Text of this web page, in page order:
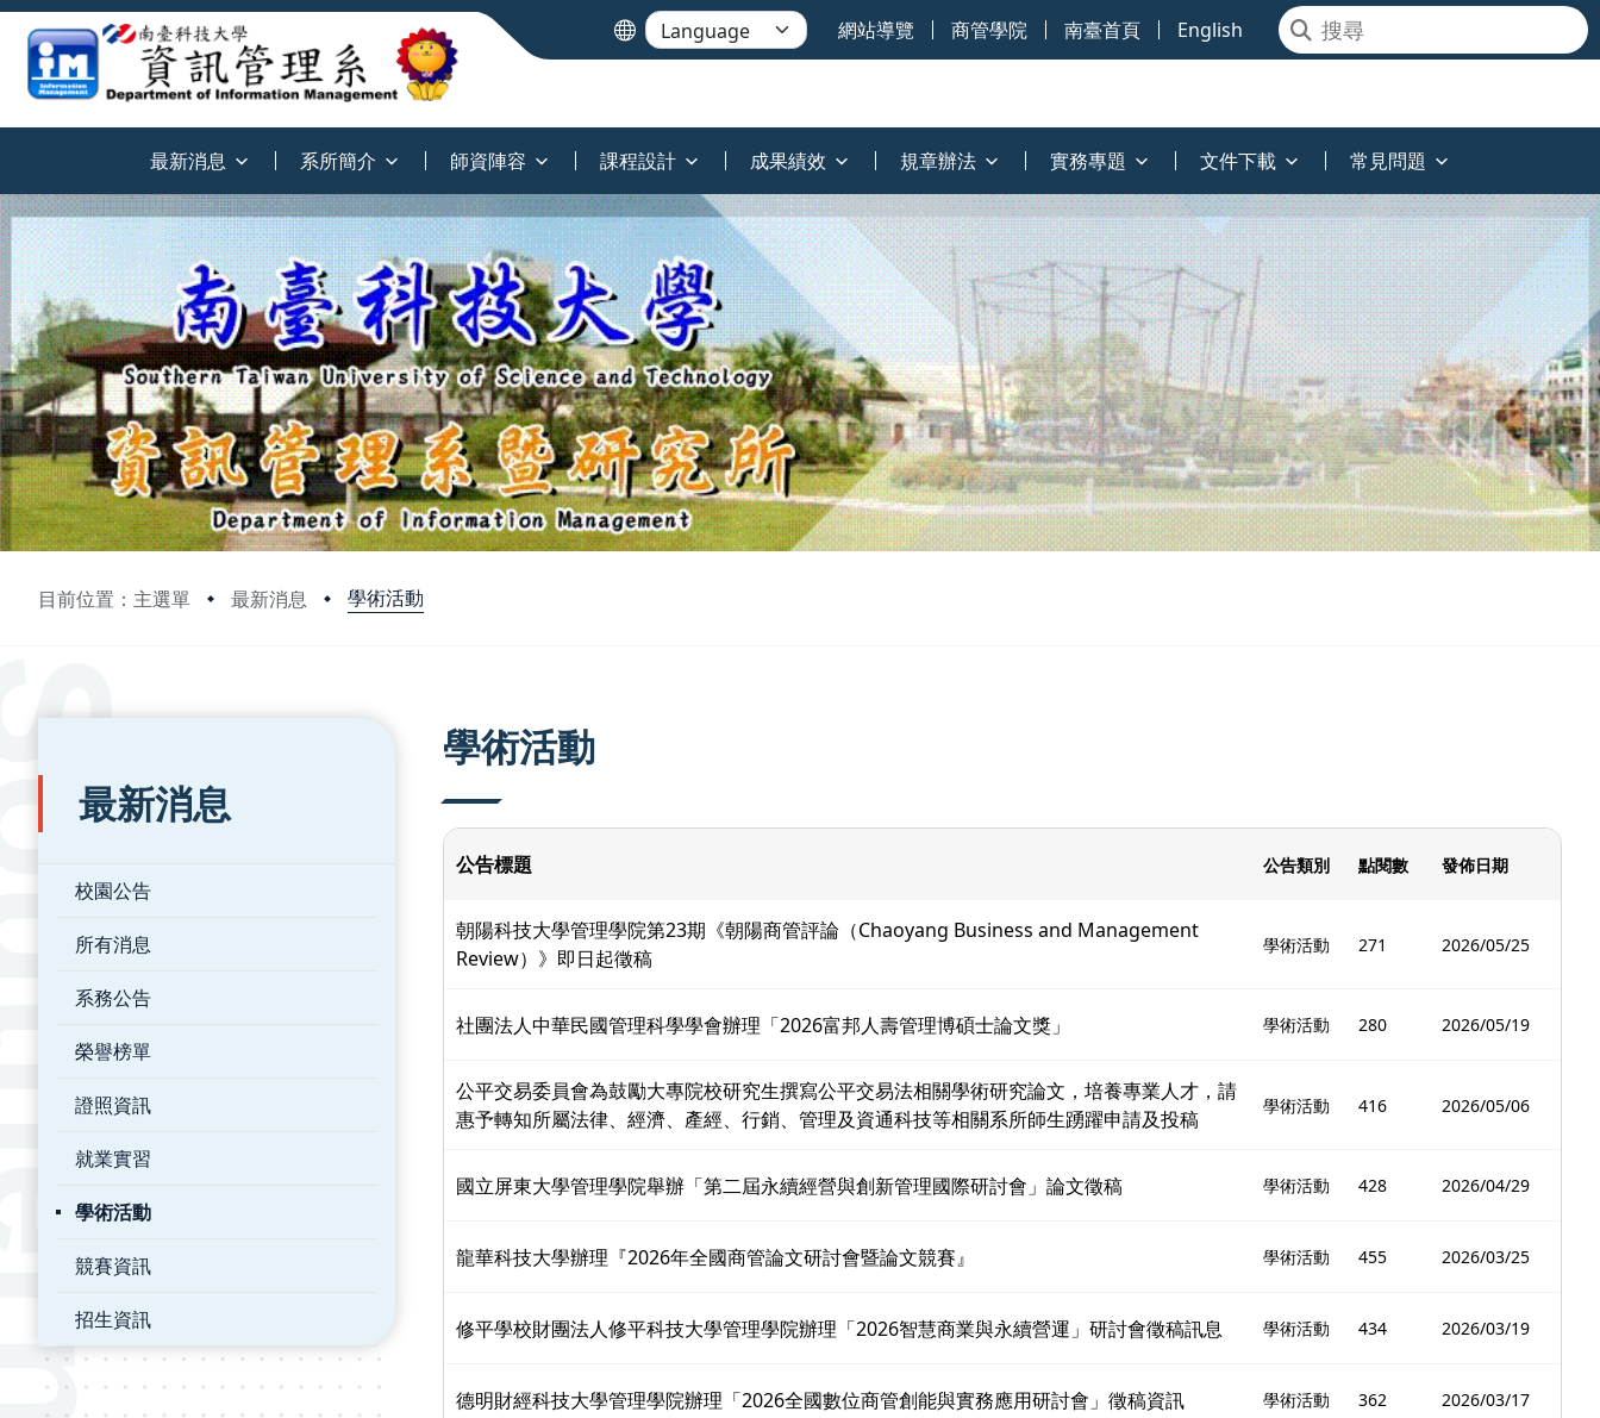
網站導覽 商管學院 南臺首頁 English
最新消息 系所簡介 師資陣容 課程設計 成果績效 規章辦法 實務專題 文件下載 常見問題
目前位置：主選單 最新消息 學術活動
:::
最新消息
校園公告
所有消息
系務公告
榮譽榜單
證照資訊
就業實習
學術活動
競賽資訊
招生資訊
學術活動
公告標題 公告類別 點閱數 發佈日期
朝陽科技大學管理學院第23期《朝陽商管評論（Chaoyang Business and Management
Review）》即日起徵稿
學術活動 271 2026/05/25
社團法人中華民國管理科學學會辦理「2026富邦人壽管理博碩士論文獎」 學術活動 280 2026/05/19
公平交易委員會為鼓勵大專院校研究生撰寫公平交易法相關學術研究論文，培養專業人才，請
惠予轉知所屬法律、經濟、產經、行銷、管理及資通科技等相關系所師生踴躍申請及投稿
學術活動 416 2026/05/06
國立屏東大學管理學院舉辦「第二屆永續經營與創新管理國際研討會」論文徵稿 學術活動 428 2026/04/29
龍華科技大學辦理『2026年全國商管論文研討會暨論文競賽』 學術活動 455 2026/03/25
修平學校財團法人修平科技大學管理學院辦理「2026智慧商業與永續營運」研討會徵稿訊息 學術活動 434 2026/03/19
德明財經科技大學管理學院辦理「2026全國數位商管創能與實務應用研討會」徵稿資訊 學術活動 362 2026/03/17